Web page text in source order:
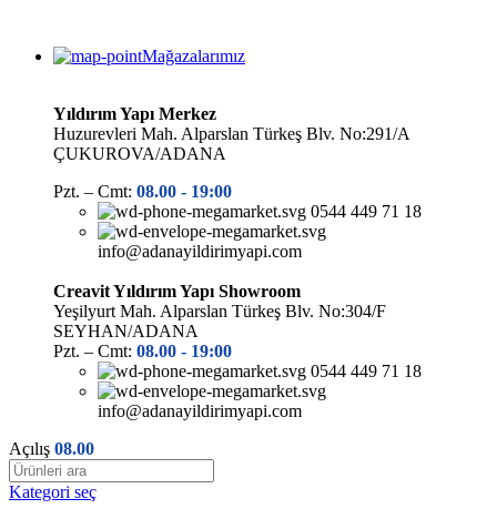
Mağazalarımız
Yıldırım Yapı Merkez
Huzurevleri Mah. Alparslan Türkeş Blv. No:291/A
ÇUKUROVA/ADANA
Pzt. – Cmt: 08.00 - 19:00
0544 449 71 18
info@adanayildirimyapi.com
Creavit Yıldırım Yapı Showroom
Yeşilyurt Mah. Alparslan Türkeş Blv. No:304/F
SEYHAN/ADANA
Pzt. – Cmt: 08.00 - 19:00
0544 449 71 18
info@adanayildirimyapi.com
Açılış 08.00
Kategori seç